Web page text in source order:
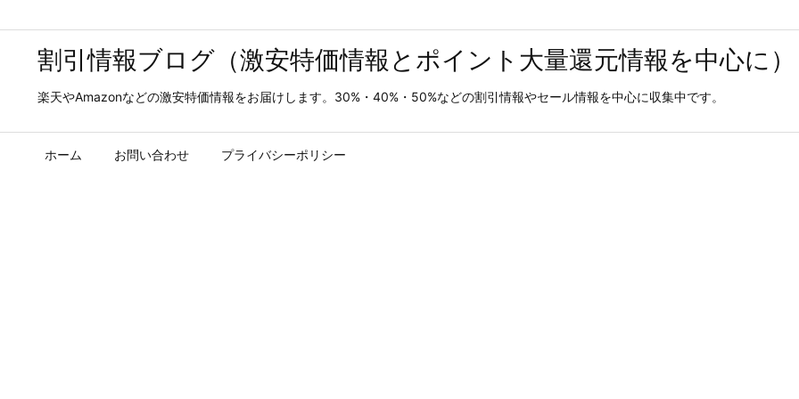
割引情報ブログ（激安特価情報とポイント大量還元情報を中心に）
楽天やAmazonなどの激安特価情報をお届けします。30%・40%・50%などの割引情報やセール情報を中心に収集中です。
ホーム お問い合わせ プライバシーポリシー